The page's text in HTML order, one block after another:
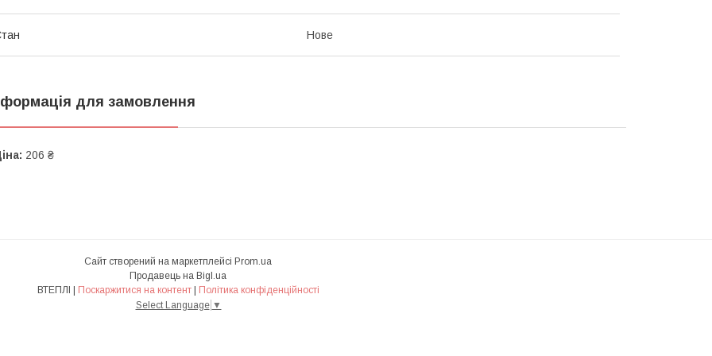
Нове
для замовлення
206 ₴
Сайт створений на маркетплейсі Prom.ua
Продавець на Bigl.ua
ВТЕПЛІ | Поскаржитися на контент | Політика конфіденційності
Select Language ▼